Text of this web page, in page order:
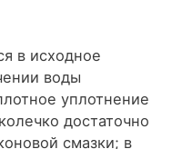
в исходное
воды
уплотнение
достаточно
смазки; в